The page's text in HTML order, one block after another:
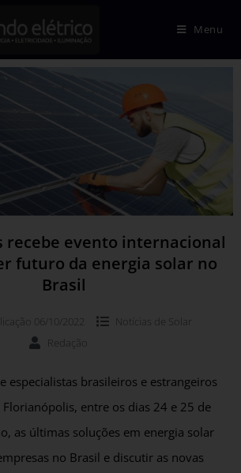
Menu
recebe evento internacional
futuro da energia solar no
Brasil
06/10/2022 Notícias de
Solar
Redação
especialistas brasileiros e estrangeiros
entre os dias 24 e 25 de
as últimas soluções em energia solar
no Brasil e discutir as novas